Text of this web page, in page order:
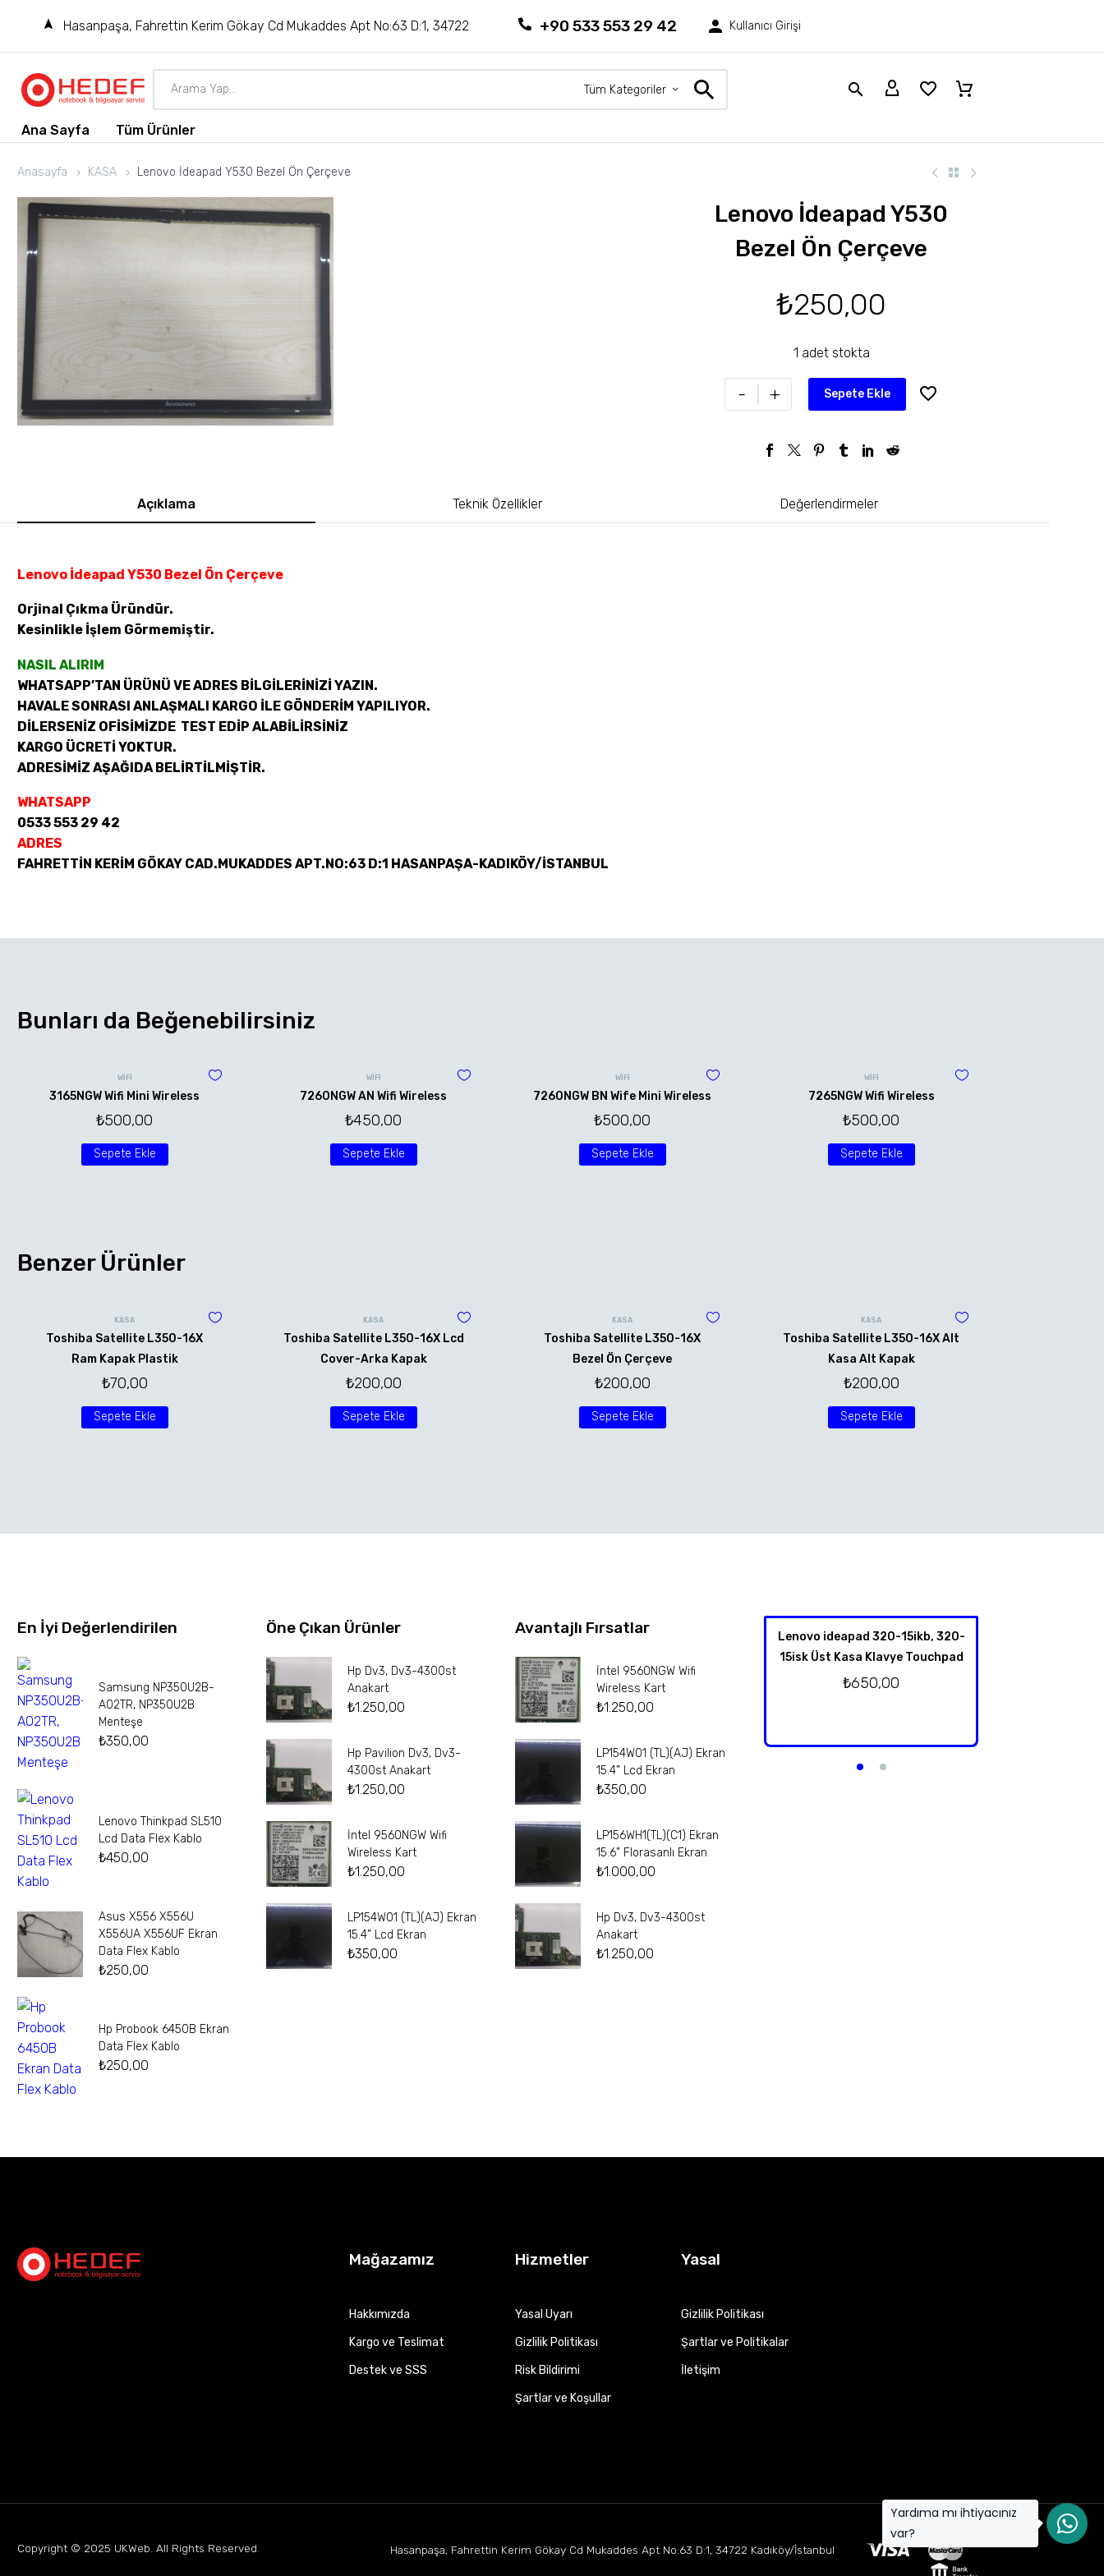
Hasanpaşa, Fahrettin Kerim Gökay Cd Mukaddes Apt No:63 D:1, 34722 +90 533 553 29 42 Kullanıcı Girişi
Tüm Kategoriler
Ana Sayfa Tüm Ürünler
Anasayfa KASA Lenovo İdeapad Y530 Bezel Ön Çerçeve
Lenovo İdeapad Y530
Bezel Ön Çerçeve
₺250,00
1 adet stokta
- + Sepete Ekle
Açıklama Teknik Özellikler Değerlendirmeler
Lenovo İdeapad Y530 Bezel Ön Çerçeve
Orjinal Çıkma Üründür.
Kesinlikle İşlem Görmemiştir.
NASIL ALIRIM
WHATSAPP’TAN ÜRÜNÜ VE ADRES BİLGİLERİNİZİ YAZIN.
HAVALE SONRASI ANLAŞMALI KARGO İLE GÖNDERİM YAPILIYOR.
DİLERSENİZ OFİSİMİZDE TEST EDİP ALABİLİRSİNİZ
KARGO ÜCRETİ YOKTUR.
ADRESİMİZ AŞAĞIDA BELİRTİLMİŞTİR.
WHATSAPP
0533 553 29 42
ADRES
FAHRETTİN KERİM GÖKAY CAD.MUKADDES APT.NO:63 D:1 HASANPAŞA-KADIKÖY/İSTANBUL
Bunları da Beğenebilirsiniz
WİFİ
3165NGW Wifi Mini Wireless
₺500,00
Sepete Ekle
WİFİ
7260NGW AN Wifi Wireless
₺450,00
Sepete Ekle
WİFİ
7260NGW BN Wife Mini Wireless
₺500,00
Sepete Ekle
WİFİ
7265NGW Wifi Wireless
₺500,00
Sepete Ekle
Benzer Ürünler
KASA
Toshiba Satellite L350-16X
Ram Kapak Plastik
₺70,00
Sepete Ekle
KASA
Toshiba Satellite L350-16X Lcd
Cover-Arka Kapak
₺200,00
Sepete Ekle
KASA
Toshiba Satellite L350-16X
Bezel Ön Çerçeve
₺200,00
Sepete Ekle
KASA
Toshiba Satellite L350-16X Alt
Kasa Alt Kapak
₺200,00
Sepete Ekle
En İyi Değerlendirilen
Samsung NP350U2B-
A02TR, NP350U2B
Menteşe
₺350,00
Lenovo Thinkpad SL510
Lcd Data Flex Kablo
₺450,00
Asus X556 X556U
X556UA X556UF Ekran
Data Flex Kablo
₺250,00
Hp Probook 6450B Ekran
Data Flex Kablo
₺250,00
Öne Çıkan Ürünler
Hp Dv3, Dv3-4300st
Anakart
₺1.250,00
Hp Pavilion Dv3, Dv3-
4300st Anakart
₺1.250,00
İntel 9560NGW Wifi
Wireless Kart
₺1.250,00
LP154W01 (TL)(AJ) Ekran
15.4” Lcd Ekran
₺350,00
Avantajlı Fırsatlar
İntel 9560NGW Wifi
Wireless Kart
₺1.250,00
LP154W01 (TL)(AJ) Ekran
15.4” Lcd Ekran
₺350,00
LP156WH1(TL)(C1) Ekran
15.6” Florasanlı Ekran
₺1.000,00
Hp Dv3, Dv3-4300st
Anakart
₺1.250,00
Lenovo ideapad 320-15ikb, 320-
15isk Üst Kasa Klavye Touchpad
₺650,00
Mağazamız
Hakkımızda
Kargo ve Teslimat
Destek ve SSS
Hizmetler
Yasal Uyarı
Gizlilik Politikası
Risk Bildirimi
Şartlar ve Koşullar
Yasal
Gizlilik Politikası
Şartlar ve Politikalar
İletişim
Copyright © 2025 UKWeb . All Rights Reserved. Hasanpaşa, Fahrettin Kerim Gökay Cd Mukaddes Apt No:63 D:1, 34722 Kadıköy/İstanbul
Yardıma mı ihtiyacınız
var?